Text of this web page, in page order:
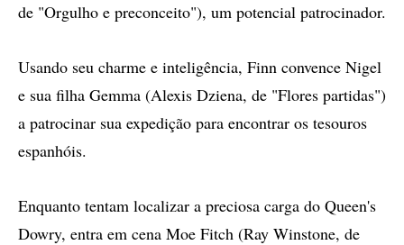
de "Orgulho e preconceito"), um potencial patrocinador.
Usando seu charme e inteligência, Finn convence Nigel
e sua filha Gemma (Alexis Dziena, de "Flores partidas")
a patrocinar sua expedição para encontrar os tesouros
espanhóis.
Enquanto tentam localizar a preciosa carga do Queen's
Dowry, entra em cena Moe Fitch (Ray Winstone, de